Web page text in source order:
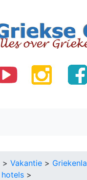
> Vakantie >
hotels >